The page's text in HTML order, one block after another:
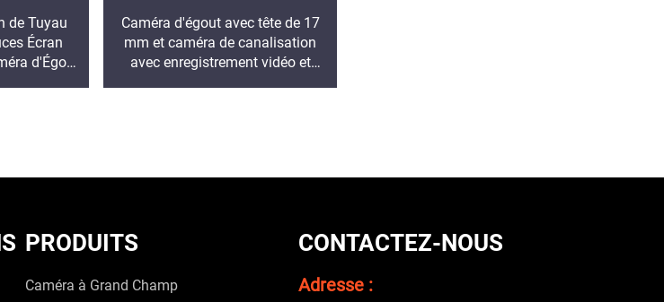
de Tuyau
Écran
d'Égout
Caméra d'égout avec tête de 17
mm et caméra de canalisation
avec enregistrement vidéo et
PRODUITS
Caméra à Grand Champ
CONTACTEZ-NOUS
Adresse :